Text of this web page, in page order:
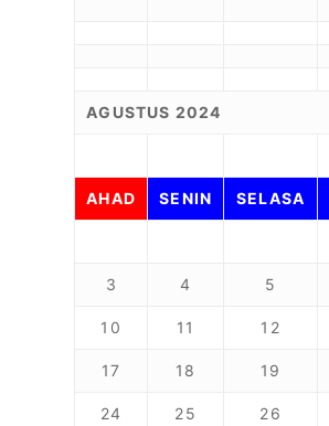
AGUSTUS 2024
AHAD SENIN SELASA
3 4 5
10 11 12
17 18 19
24 25 26